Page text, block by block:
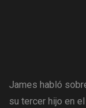
James habló
su tercer hijo en